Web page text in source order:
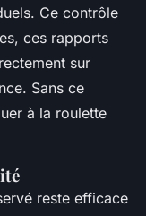
Ce contrôle
ces rapports
sur
Sans ce
à la roulette
reste efficace